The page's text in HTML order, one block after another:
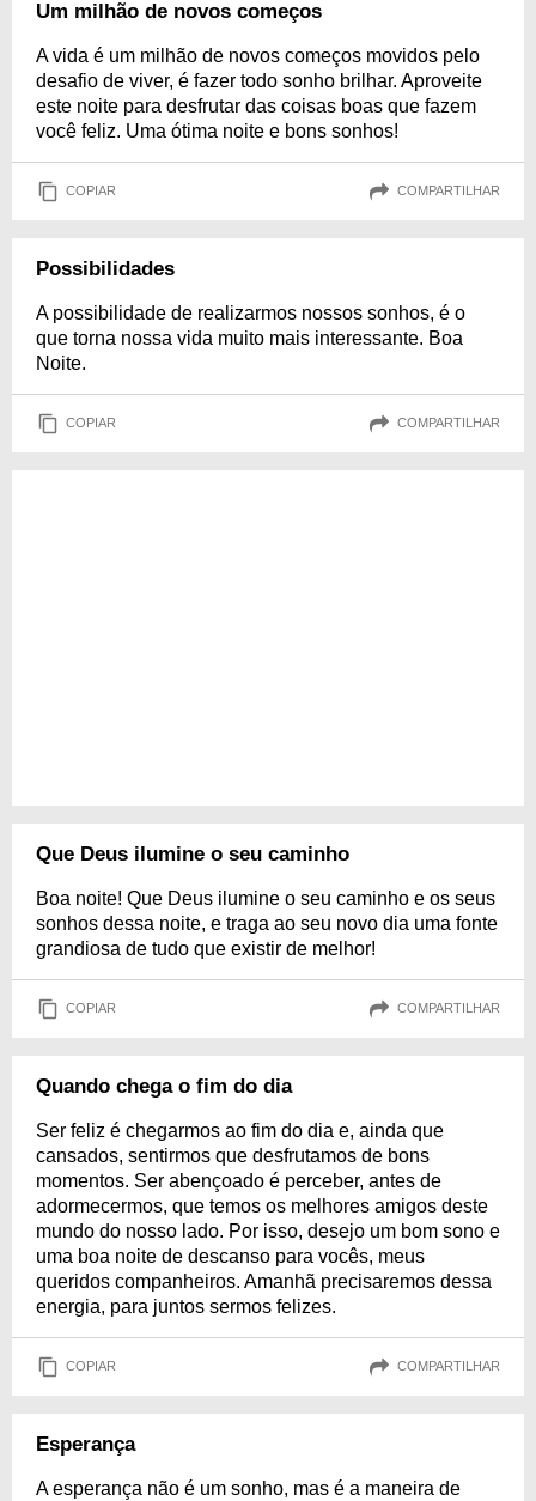
Um milhão de novos começos
A vida é um milhão de novos começos movidos pelo
desafio de viver, é fazer todo sonho brilhar. Aproveite
este noite para desfrutar das coisas boas que fazem
você feliz. Uma ótima noite e bons sonhos!
COPIAR COMPARTILHAR
Possibilidades
A possibilidade de realizarmos nossos sonhos, é o
que torna nossa vida muito mais interessante. Boa
Noite.
COPIAR COMPARTILHAR
Que Deus ilumine o seu caminho
Boa noite! Que Deus ilumine o seu caminho e os seus
sonhos dessa noite, e traga ao seu novo dia uma fonte
grandiosa de tudo que existir de melhor!
COPIAR COMPARTILHAR
Quando chega o fim do dia
Ser feliz é chegarmos ao fim do dia e, ainda que
cansados, sentirmos que desfrutamos de bons
momentos. Ser abençoado é perceber, antes de
adormecermos, que temos os melhores amigos deste
mundo do nosso lado. Por isso, desejo um bom sono e
uma boa noite de descanso para vocês, meus
queridos companheiros. Amanhã precisaremos dessa
energia, para juntos sermos felizes.
COPIAR COMPARTILHAR
Esperança
A esperança não é um sonho, mas é a maneira de